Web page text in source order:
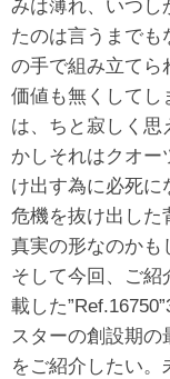
みは薄れ、いつし
たのは言うまでも
の手で組み立てら
価値も無くしてし
は、ちと寂しく思
かしそれはクオー
け出す為に必死に
危機を抜け出した
真実の形なのかも
そして今回、ご紹
載した
スターの創設期の
をご紹介したい。